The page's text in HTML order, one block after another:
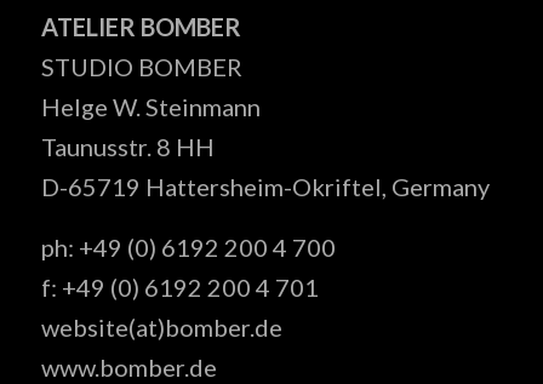
ATELIER BOMBER
STUDIO BOMBER
Helge W. Steinmann
Taunusstr. 8 HH
D-65719 Hattersheim-Okriftel, Germany
ph: +49 (0) 6192 200 4 700
f: +49 (0) 6192 200 4 701
website(at)bomber.de
www.bomber.de